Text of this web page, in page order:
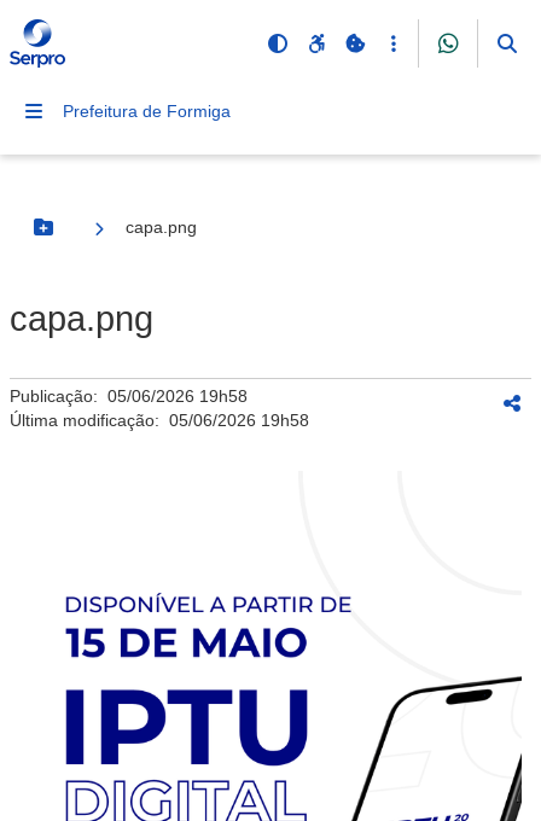
Prefeitura de Formiga
Botão Menu
capa.png
capa.png
Publicação: 05/06/2026 19h58
Última modificação: 05/06/2026 19h58